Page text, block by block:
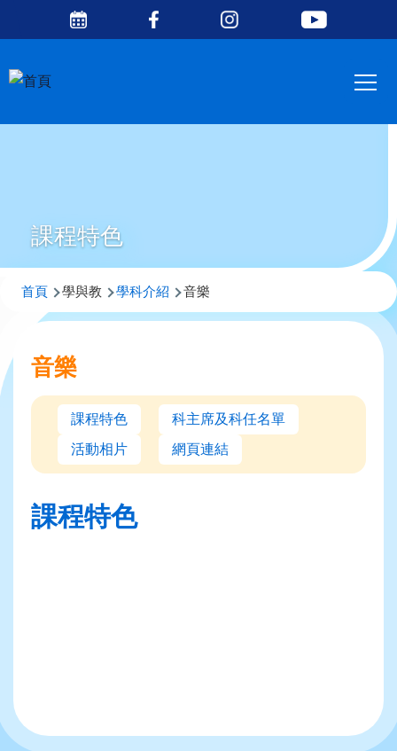
移至主內容
Media
課程特色
導
結
首頁 學與教 學科介紹 音樂
音樂
課程特色
科主席及科任名單
活動相片
網頁連結
課程特色